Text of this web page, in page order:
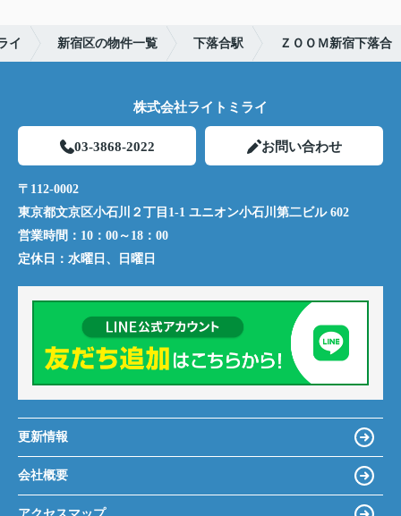
イ 新宿区の物件一覧 下落合駅 ＺＯＯＭ新宿下落合
株式会社ライトミライ
03-3868-2022 お問い合わせ
〒112-0002
東京都文京区小石川２丁目1-1 ユニオン小石川第二ビル 602
営業時間： 10：00～18：00
定休日： 水曜日、日曜日
更新情報
会社概要